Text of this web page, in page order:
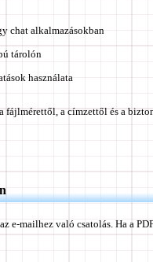
chat alkalmazásokban
tárolón
használata
fájlmérettől, a címzettől és a
e-mailhez való csatolás. Ha a